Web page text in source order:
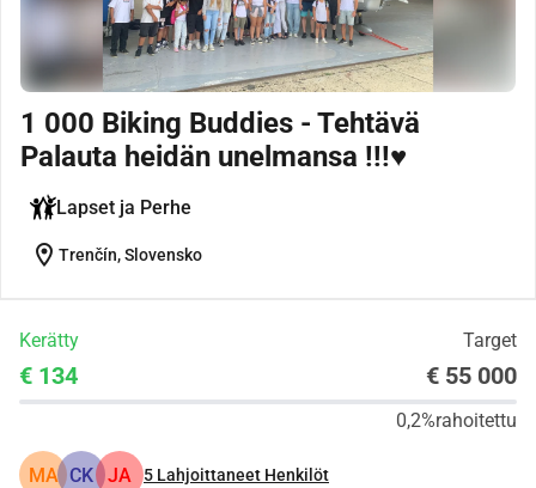
1 000 Biking Buddies - Tehtävä
Palauta heidän unelmansa !!!♥
Lapset ja Perhe
location_on Trenčín, Slovensko
Kerätty Target
€ 134 € 55 000
0,2%rahoitettu
MA CK JA 5 Lahjoittaneet Henkilöt